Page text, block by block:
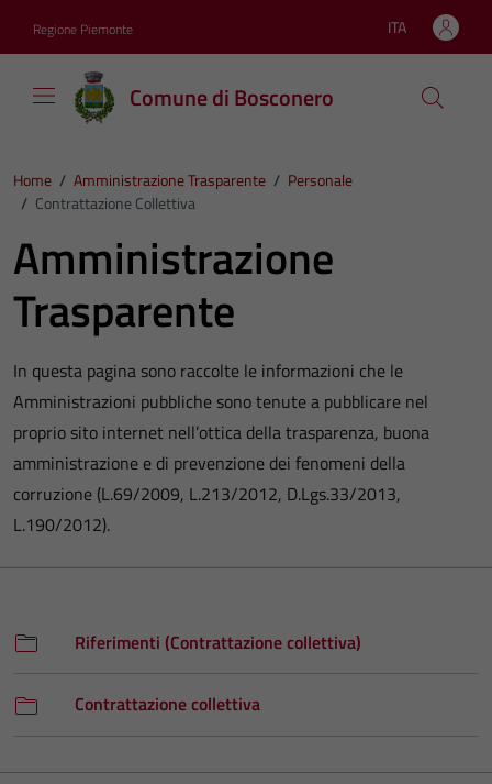
Regione Piemonte Lingua attiva:
ITA
Comune di Bosconero
Home / Amministrazione Trasparente / Personale
/ Contrattazione Collettiva
Amministrazione
Trasparente
In questa pagina sono raccolte le informazioni che le
Amministrazioni pubbliche sono tenute a pubblicare nel
proprio sito internet nell’ottica della trasparenza, buona
amministrazione e di prevenzione dei fenomeni della
corruzione (L.69/2009, L.213/2012, D.Lgs.33/2013,
L.190/2012).
Riferimenti (Contrattazione collettiva)
Contrattazione collettiva